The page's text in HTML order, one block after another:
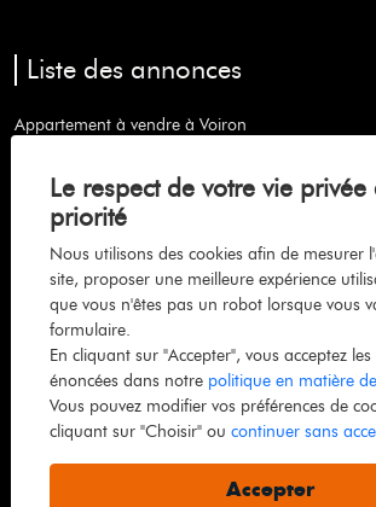
Le respect de votre vie privée
priorité
Nous utilisons des cookies afin de mesurer
site, proposer une meilleure expérience
que vous n'êtes pas un robot lorsque vous
formulaire.
En cliquant sur "Accepter", vous acceptez
énoncées dans notre politique en matière
Vous pouvez modifier vos préférences de
cliquant sur "Choisir" ou continuer sans
Accepter
Liste des annonces
Appartement à vendre à Voiron
Maison à vendre à Saint-etienne-de-crossey
Appartement à vendre à Grenoble
Appartement à vendre à Lans-en-vercors
Maison à vendre à La murette
Maison à vendre à Beaurepaire
Maison à vendre à Moirans
Maison à vendre à Saint-jean-de-moirans